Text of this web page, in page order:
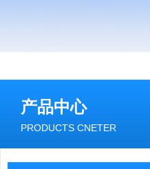
产品中心
PRODUCTS CNETER